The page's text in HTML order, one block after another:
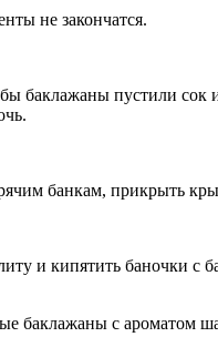
не закончатся.
баклажаны пустили сок
банкам, прикрыть
и кипятить баночки с
баклажаны с ароматом